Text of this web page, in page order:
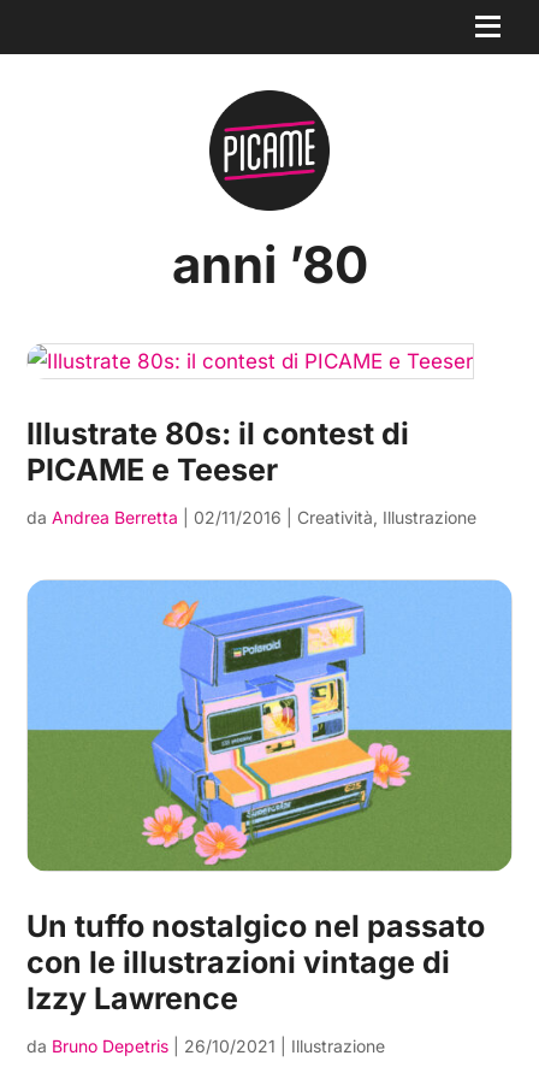
anni ’80
Illustrate 80s: il contest di
PICAME e Teeser
daAndrea Berretta 02/11/2016 Creatività, Illustrazione
Un tuffo nostalgico nel passato
con le illustrazioni vintage di
Izzy Lawrence
da Bruno Depetris 26/10/2021 Illustrazione